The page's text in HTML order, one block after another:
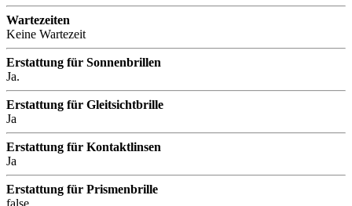
Wartezeiten
Keine Wartezeit
Erstattung für Sonnenbrillen
Ja.
Erstattung für Gleitsichtbrille
Ja
Erstattung für Kontaktlinsen
Ja
Erstattung für Prismenbrille